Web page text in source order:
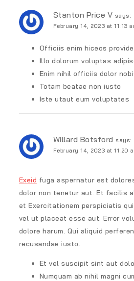
Stanton Price V says:
February 14, 2023 at 11:13
Officiis enim hiceos
Illo dolorum voluptas
Enim nihil officiis dolor
Totam beatae non iusto
Iste utaut eum voluptates
Willard Botsford says:
February 14, 2023 at 11:20
Exeid fuga aspernatur est
dolor non tenetur aut. Et facilis
et Exercitationem perspiciatis
vel ut placeat esse aut. Error
dolore harum. Qui aliquid
recusandae iusto.
Et vel suscipit sint aut
Numquam ab nihil magni